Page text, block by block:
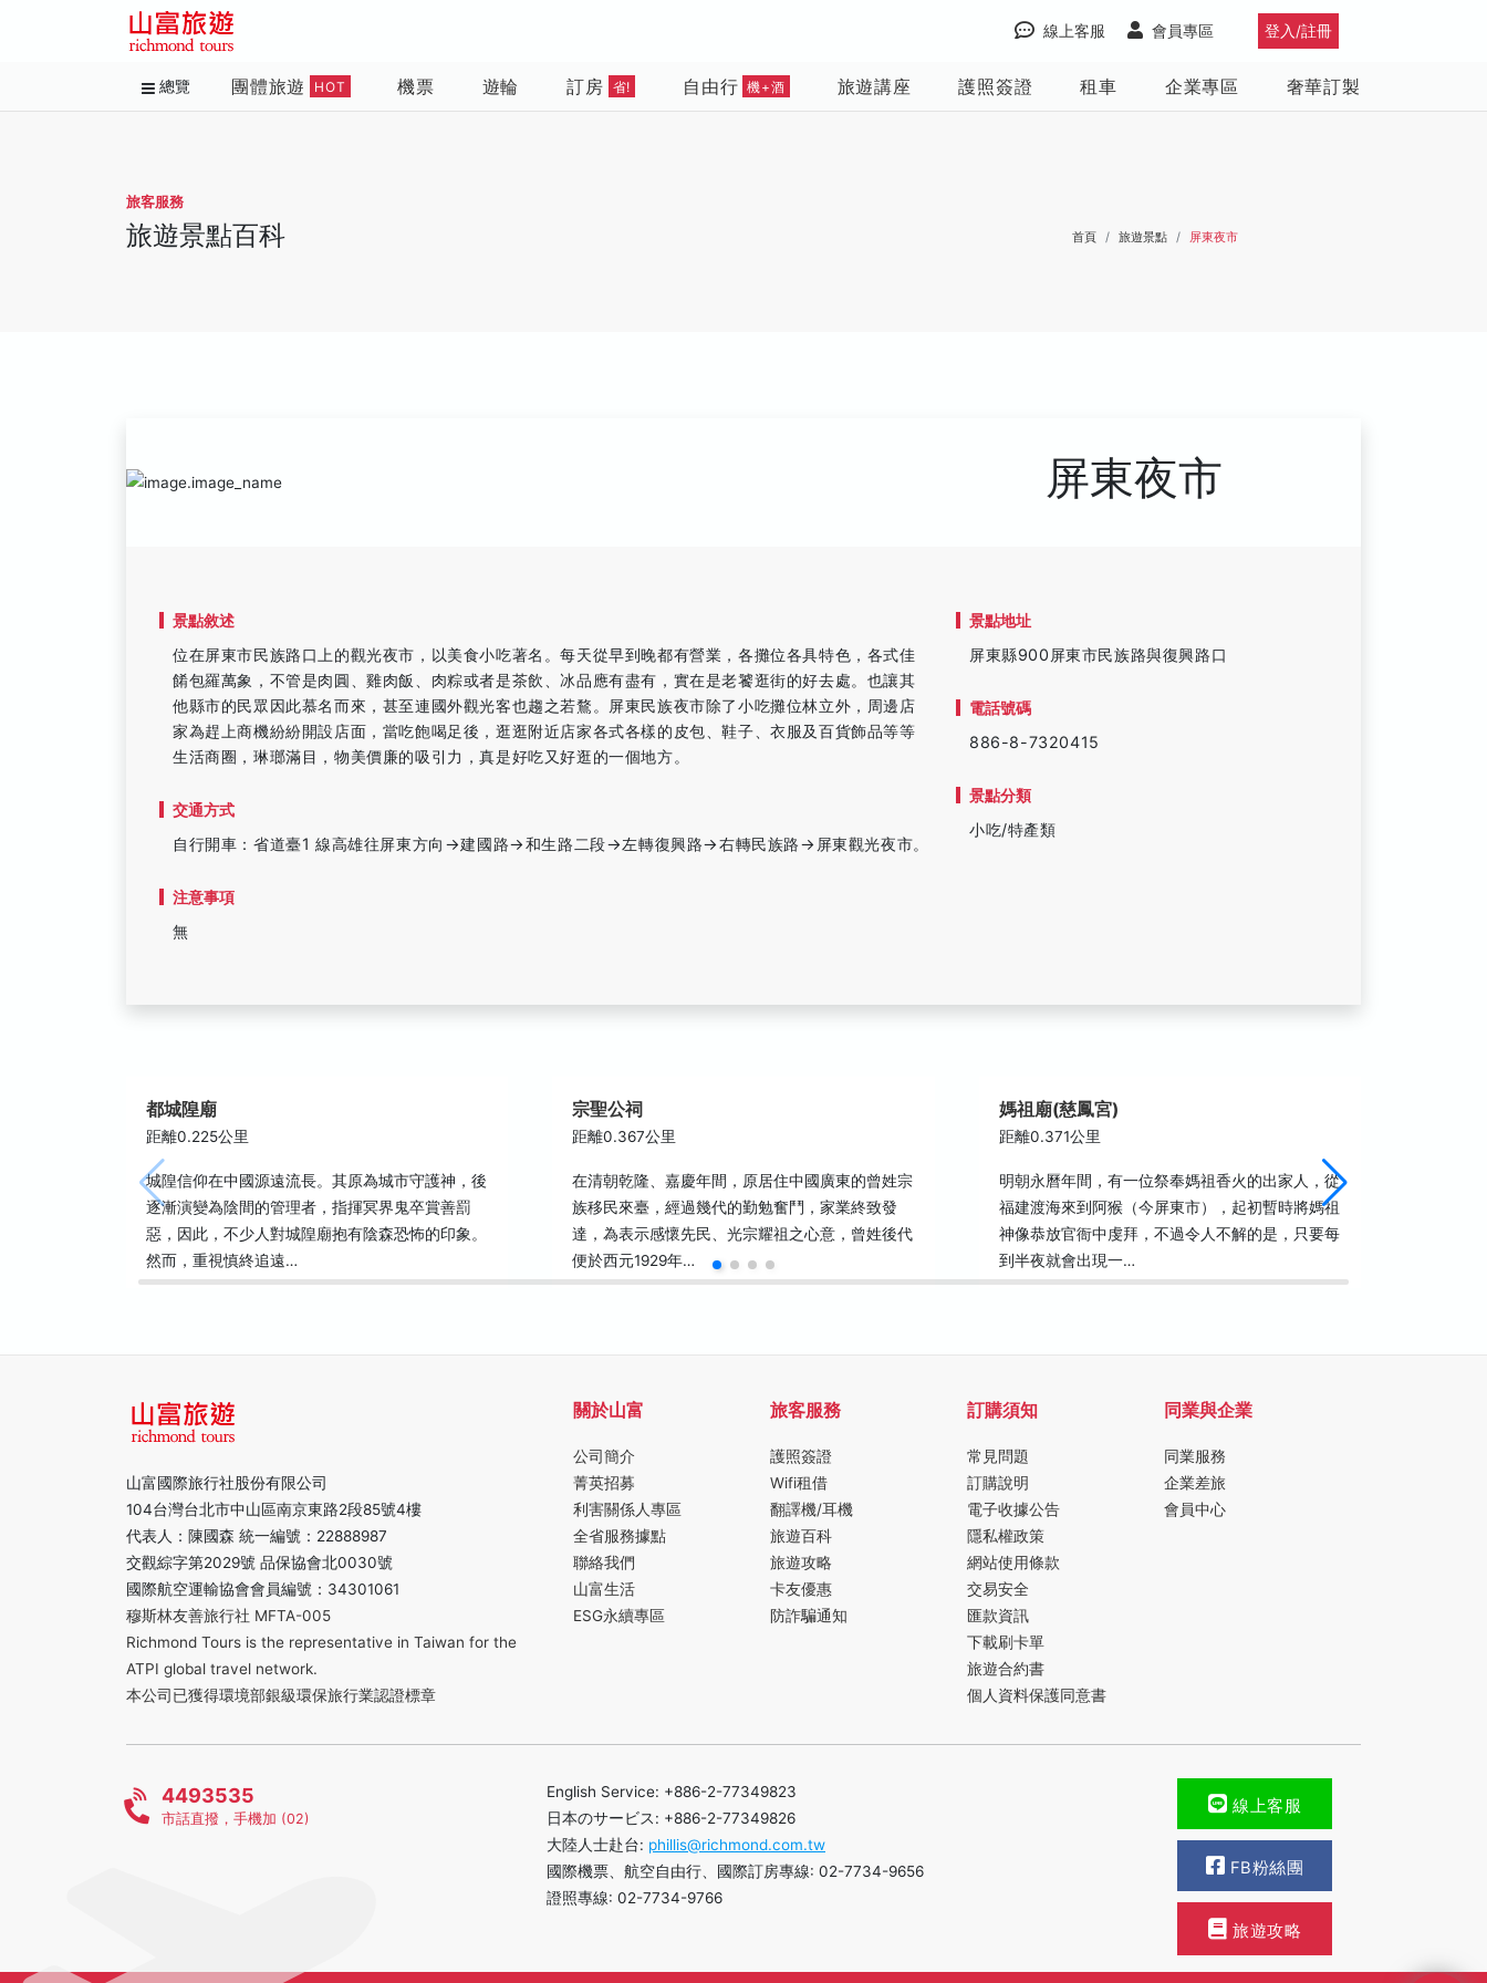
登入/註冊
會員專區
線上客服
總覽 團體旅遊 HOT 機票 遊輪 訂房 省! 自由行 機+酒 旅遊講座 護照簽證 租車 企業專區 奢華訂製
旅客服務
旅遊景點百科 首頁 旅遊景點 屏東夜市
屏東夜市
景點敘述
位在屏東市民族路口上的觀光夜市，以美食小吃著名。每天從早到晚都有營業，各攤位各具特色，各式佳
餚包羅萬象，不管是肉圓、雞肉飯、肉粽或者是茶飲、冰品應有盡有，實在是老饕逛街的好去處。也讓其
他縣市的民眾因此慕名而來，甚至連國外觀光客也趨之若鶩。屏東民族夜市除了小吃攤位林立外，周邊店
家為趕上商機紛紛開設店面，當吃飽喝足後，逛逛附近店家各式各樣的皮包、鞋子、衣服及百貨飾品等等
生活商圈，琳瑯滿目，物美價廉的吸引力，真是好吃又好逛的一個地方。
交通方式
自行開車：省道臺1 線高雄往屏東方向→建國路→和生路二段→左轉復興路→右轉民族路→屏東觀光夜市。
注意事項
無
景點地址
屏東縣900屏東市民族路與復興路口
電話號碼
886-8-7320415
景點分類
小吃/特產類
都城隍廟
距離0.225公里
城隍信仰在中國源遠流長。其原為城市守護神，後
逐漸演變為陰間的管理者，指揮冥界鬼卒賞善罰
惡，因此，不少人對城隍廟抱有陰森恐怖的印象。
然而，重視慎終追遠…
宗聖公祠
距離0.367公里
在清朝乾隆、嘉慶年間，原居住中國廣東的曾姓宗
族移民來臺，經過幾代的勤勉奮鬥，家業終致發
達，為表示感懷先民、光宗耀祖之心意，曾姓後代
便於西元1929年…
媽祖廟(慈鳳宮)
距離0.371公里
明朝永曆年間，有一位祭奉媽祖香火的出家人，從
福建渡海來到阿猴（今屏東市），起初暫時將媽祖
神像恭放官衙中虔拜，不過令人不解的是，只要每
到半夜就會出現一…
山富國際旅行社股份有限公司
104台灣台北市中山區南京東路2段85號4樓
代表人：陳國森 統一編號：22888987
交觀綜字第2029號 品保協會北0030號
國際航空運輸協會會員編號：34301061
穆斯林友善旅行社 MFTA-005
Richmond Tours is the representative in Taiwan for the
ATPI global travel network.
本公司已獲得環境部銀級環保旅行業認證標章
關於山富
公司簡介
菁英招募
利害關係人專區
全省服務據點
聯絡我們
山富生活
ESG永續專區
旅客服務
護照簽證
Wifi租借
翻譯機/耳機
旅遊百科
旅遊攻略
卡友優惠
防詐騙通知
訂購須知
常見問題
訂購說明
電子收據公告
隱私權政策
網站使用條款
交易安全
匯款資訊
下載刷卡單
旅遊合約書
個人資料保護同意書
同業與企業
同業服務
企業差旅
會員中心
4493535
市話直撥，手機加 (02)
English Service: +886-2-77349823
日本のサービス: +886-2-77349826
大陸人士赴台: phillis@richmond.com.tw
國際機票、航空自由行、國際訂房專線: 02-7734-9656
證照專線: 02-7734-9766
線上客服
FB粉絲團
旅遊攻略